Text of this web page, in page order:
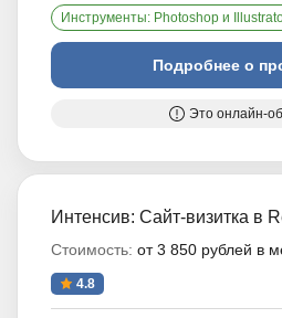
Инструменты: Photoshop и
Подробнее о
Это онлайн-
Интенсив: Сайт-визитка в
Стоимость: от 3 850 рублей в
4.8